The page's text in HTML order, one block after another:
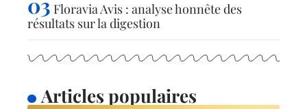
Floravia Avis : analyse honnête des
résultats sur la digestion
Articles populaires